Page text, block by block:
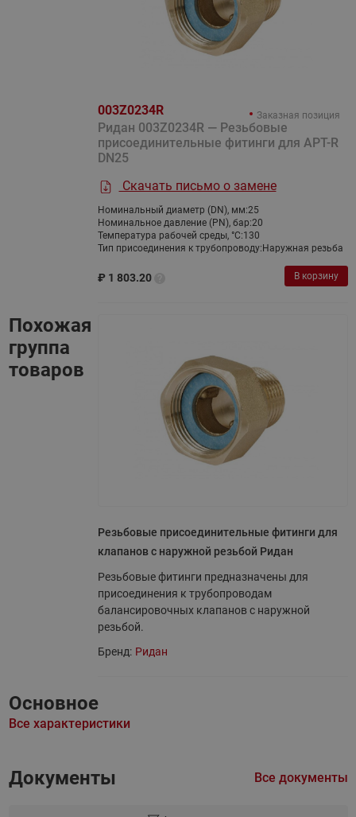
003Z0234R
Ридан 003Z0234R — Резьбовые
присоединительные фитинги для APT-R
DN25
Скачать письмо о замене
Номинальный диаметр (DN), мм:25
Номинальное давление (PN), бар:20
Температура рабочей среды, °С:130
Тип присоединения к трубопроводу: Наружная резьба
₽ 1 803.20
Заказная позиция
В корзину
Похожая
группа
товаров
Резьбовые присоединительные фитинги для
клапанов с наружной резьбой Ридан
Резьбовые фитинги предназначены для
присоединения к трубопроводам
балансировочных клапанов с наружной
резьбой.
Бренд: Ридан
Основное
Все характеристики
Документы Все документы